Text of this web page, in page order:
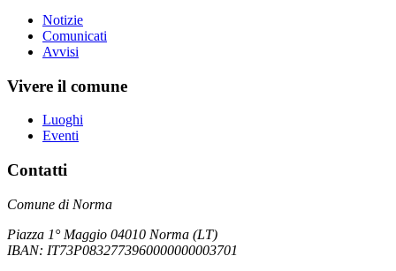
Notizie
Comunicati
Avvisi
Vivere il comune
Luoghi
Eventi
Contatti
Comune di Norma
Piazza 1° Maggio 04010 Norma (LT)
IBAN: IT73P0832773960000000003701